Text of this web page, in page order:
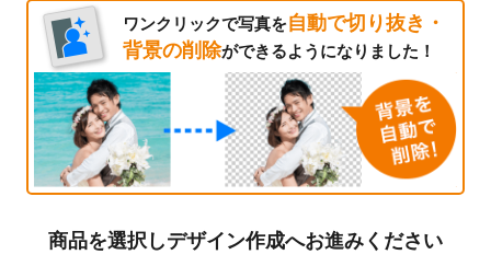
ワンクリックで写真を自動で切り抜き・
背景の削除ができるようになりました！
商品を選択しデザイン作成へお進みください